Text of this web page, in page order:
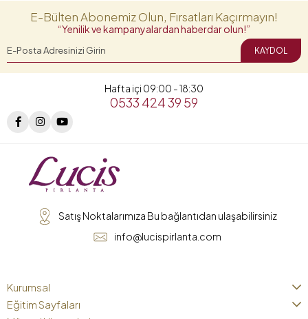
E-Bülten Abonemiz Olun, Fırsatları Kaçırmayın!
“Yenilik ve kampanyalardan haberdar olun!”
KAYDOL
Hafta içi 09:00 - 18:30
0533 424 39 59
Satış Noktalarımıza Bu bağlantıdan ulaşabilirsiniz
info@lucispirlanta.com
Kurumsal
Eğitim Sayfaları